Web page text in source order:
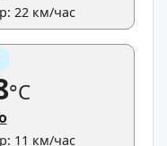
22 км/час
°C
11 км/час